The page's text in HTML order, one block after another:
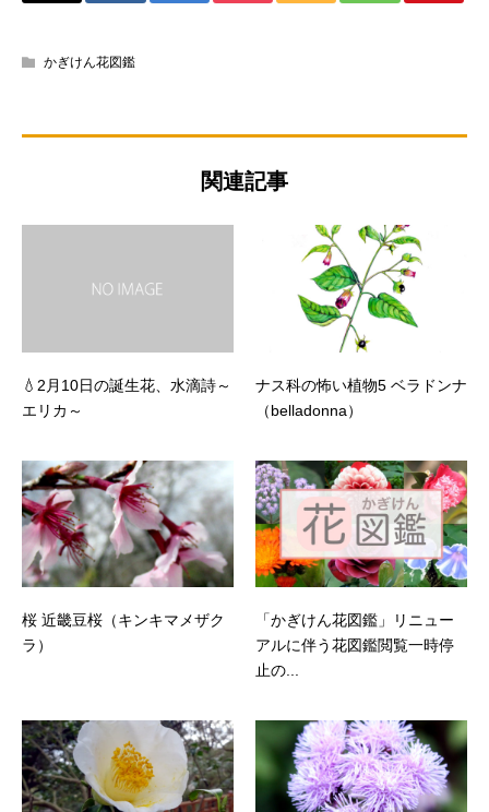
かぎけん花図鑑
関連記事
💧2月10日の誕生花、水滴詩～
エリカ～
ナス科の怖い植物5 ベラドンナ
（belladonna）
桜 近畿豆桜（キンキマメザク
ラ）
「かぎけん花図鑑」リニュー
アルに伴う花図鑑閲覧一時停
止の...